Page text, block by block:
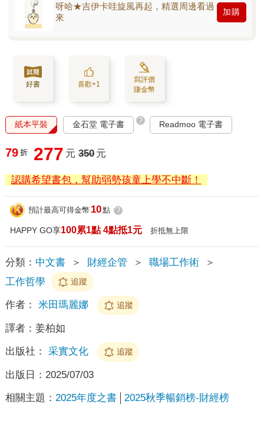
呀哈★吉伊卡哇旋風再起，精選周邊看過
來
加購
好書 喜歡+1
寫評價
賺金幣
紙本平裝 金石堂 電子書 ? Readmoo 電子書
79 折 277 元 350 元
認購希望書包，幫助弱勢孩童上學不中斷！
預計最高可得金幣 10點 ?
HAPPY GO享100累1點 4點抵1元 折抵無上限
分類： 中文書 ＞ 財經企管 ＞ 職場工作術
＞
工作哲學
追蹤
作者： 米田瑪麗娜 追蹤
譯者： 姜柏如
出版社： 采實文化 追蹤
出版日： 2025/07/03
相關主題： 2025年度之書 2025秋季暢銷榜-財經榜